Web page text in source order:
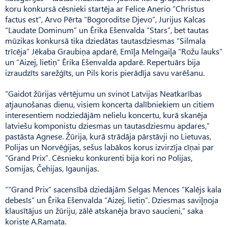
koru konkursā cēsnieki startēja ar Felice Anerio “Christus
factus est”, Arvo Pērta “Bogoroditse Djevo”, Jurijus Kalcas
“Laudate Dominum” un Ērika Ešenvalda “Stars”, bet tautas
mūzikas konkursā tika dziedātas tautasdziesmas “Silmala
trīcēja” Jēkaba Graubiņa apdarē, Emīļa Melngaiļa “Rožu lauks”
un “Aizej, lietiņ” Ērika Ešenvalda apdarē. Repertuārs bija
izraudzīts sarežģīts, un Pils koris pierādīja savu varēšanu.
“Gaidot žūrijas vērtējumu un svinot Latvijas Neatkarības
atjaunošanas dienu, visiem koncerta dalībniekiem un citiem
interesentiem nodziedājām nelielu koncertu, kurā skanēja
latviešu komponistu dziesmas un tautasdziesmu apdares,”
pastāsta Agnese. Žūrija, kurā strādāja pārstāvji no Lietuvas,
Polijas un Norvēģijas, sešus labākos korus izvirzīja cīņai par
“Grand Prix”. Cēsnieku konkurenti bija kori no Polijas,
Somijas, Čehijas, Igaunijas.
““Grand Prix” sacensībā dziedājām Selgas Mences “Kalējs kala
debesīs” un Ērika Ešenvalda “Aizej, lietiņ”. Dziesmas saviļņoja
klausītājus un žūriju, zālē atskanēja bravo saucieni,” saka
koriste A.Ramata.